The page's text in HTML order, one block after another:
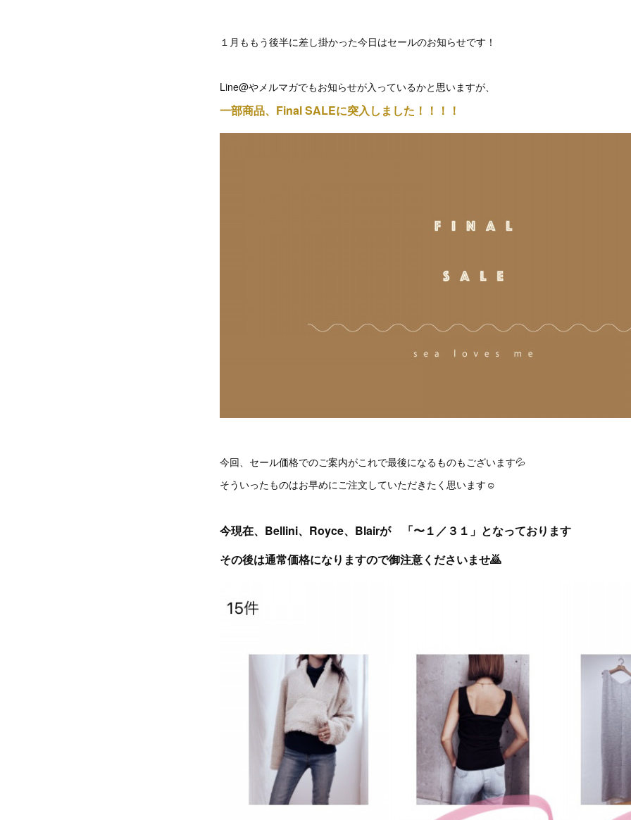
１月ももう後半に差し掛かった今日はセールのお知らせです！
Line@やメルマガでもお知らせが入っているかと思いますが、
一部商品、Final SALEに突入しました！！！！
今回、セール価格でのご案内がこれで最後になるものもございます💦
そういったものはお早めにご注文していただきたく思います☺️
今現在、Bellini、Royce、Blairが 「〜１／３１」となっております
その後は通常価格になりますので御注意くださいませ🙇